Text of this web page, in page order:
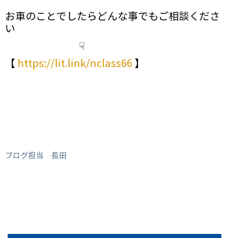
お車のことでしたらどんな事でもご相談くださ
い
☟
【 https://lit.link/nclass66 】
ブログ担当 長田